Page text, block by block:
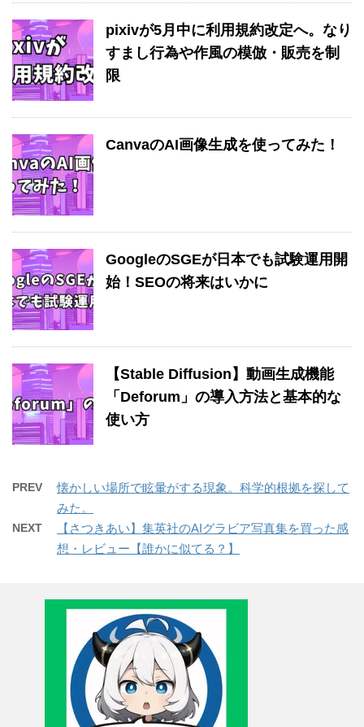
pixivが5月中に利用規約改定へ。なり
すまし行為や作風の模倣・販売を制
限
CanvaのAI画像生成を使ってみた！
GoogleのSGEが日本でも試験運用開
始！SEOの将来はいかに
【Stable Diffusion】動画生成機能
「Deforum」の導入方法と基本的な
使い方
PREV
懐かしい場所で眩暈がする現象。科学的根拠を探して
みた。
NEXT
【さつきあい】集英社のAIグラビア写真集を買った感
想・レビュー【誰かに似てる？】